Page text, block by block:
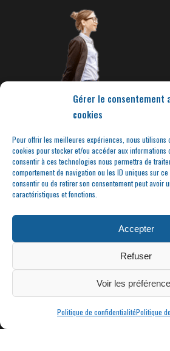
Gérer le consentement
cookies
Pour offrir les meilleures expériences, nous utilisons
cookies pour stocker et/ou accéder aux informations
consentir à ces technologies nous permettra de
comportement de navigation ou les ID uniques sur
consentir ou de retirer son consentement peut avoir
caractéristiques et fonctions.
Accepter
Refuser
Voir les
Politique de confidentialitéPolitique